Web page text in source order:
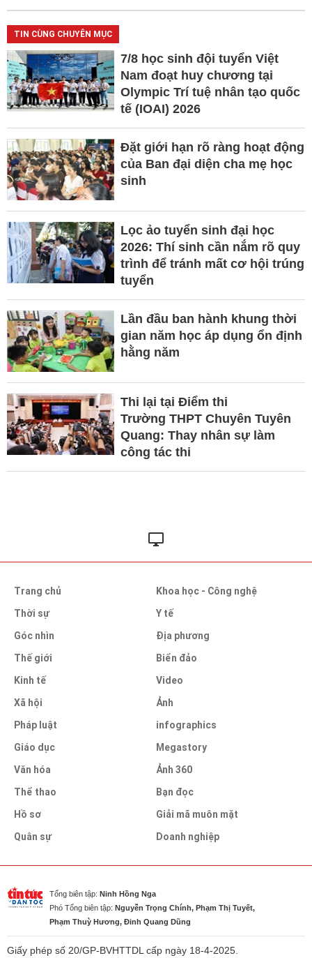
TIN CÙNG CHUYÊN MỤC
7/8 học sinh đội tuyển Việt
Nam đoạt huy chương tại
Olympic Trí tuệ nhân tạo quốc
tế (IOAI) 2026
Đặt giới hạn rõ ràng hoạt động
của Ban đại diện cha mẹ học
sinh
Lọc ảo tuyển sinh đại học
2026: Thí sinh cần nắm rõ quy
trình để tránh mất cơ hội trúng
tuyển
Lần đầu ban hành khung thời
gian năm học áp dụng ổn định
hằng năm
Thi lại tại Điểm thi
Trường THPT Chuyên Tuyên
Quang: Thay nhân sự làm
công tác thi
Trang chủ
Thời sự
Góc nhìn
Thế giới
Kinh tế
Xã hội
Pháp luật
Giáo dục
Văn hóa
Thể thao
Hồ sơ
Quân sự
Khoa học - Công nghệ
Y tế
Địa phương
Biển đảo
Video
Ảnh
infographics
Megastory
Ảnh 360
Bạn đọc
Giải mã muôn mặt
Doanh nghiệp
Tổng biên tập: Ninh Hồng Nga
Phó Tổng biên tập: Nguyễn Trọng Chính, Phạm Thị Tuyết,
Phạm Thuỳ Hương, Đinh Quang Dũng
Giấy phép số 20/GP-BVHTTDL cấp ngày 18-4-2025.